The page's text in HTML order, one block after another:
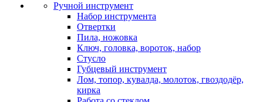
Ручной инструмент
Набор инструмента
Отвертки
Пила, ножовка
Ключ, головка, вороток, набор
Стусло
Губцевый инструмент
Лом, топор, кувалда, молоток, гвоздодёр,
кирка